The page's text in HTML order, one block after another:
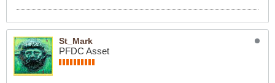
St_Mark
PFDC Asset